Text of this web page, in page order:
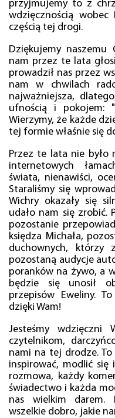
przyjmujemy to z
wdzięcznością
częścią tej drogi.
Dziękujemy
nam przez te lata
prowadził nas przez
nam w chwilach
najważniejsza,
ufnością i pokojem:
Wierzymy, że każde
tej formie właśnie się
Przez te lata nie było
internetowych
świata, nienawiści,
Staraliśmy się
Wichry okazały się
udało nam się zrobić.
pozostanie
księdza Michała,
duchownych, którzy
pozostaną audycje
poranków na żywo, a
będzie się unosił
przepisów Eweliny.
dzięki Wam!
Jesteśmy wdzięczni
czytelnikom,
nami na tej drodze.
inspirować, modlić się
rozmowa, każdy
świadectwo i każda
nas wielkim darem.
wszelkie dobro, jakie